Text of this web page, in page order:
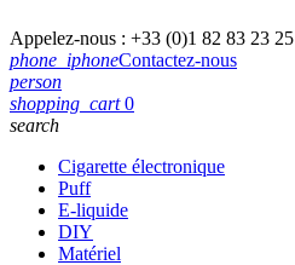
Appelez-nous : +33 (0)1 82 83 23 25
phone_iphoneContactez-nous
person
shopping_cart 0
search
Cigarette électronique
Puff
E-liquide
DIY
Matériel